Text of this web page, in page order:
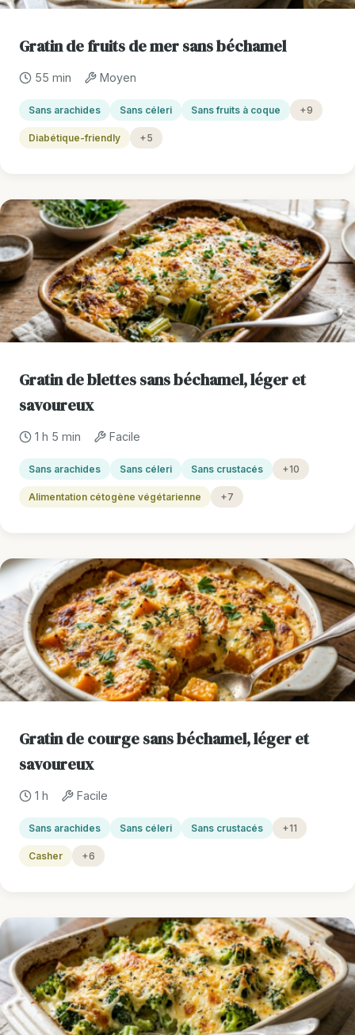
Gratin de fruits de mer sans béchamel
55 min Moyen
Sans arachides Sans céleri Sans fruits à coque +9
Diabétique-friendly +5
Gratin de blettes sans béchamel, léger et
savoureux
1 h 5 min Facile
Sans arachides Sans céleri Sans crustacés +10
Alimentation cétogène végétarienne +7
Gratin de courge sans béchamel, léger et
savoureux
1 h Facile
Sans arachides Sans céleri Sans crustacés +11
Casher +6